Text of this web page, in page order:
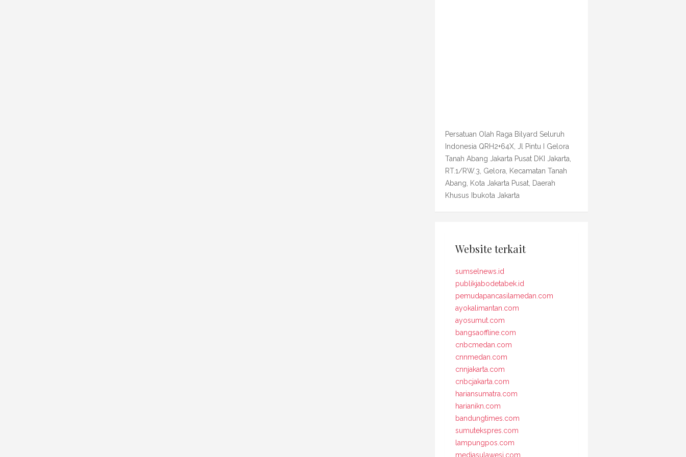
Persatuan Olah Raga Bilyard Seluruh
Indonesia QRH2+64X, Jl Pintu I Gelora
Tanah Abang Jakarta Pusat DKI Jakarta,
RT.1/RW.3, Gelora, Kecamatan Tanah
Abang, Kota Jakarta Pusat, Daerah
Khusus Ibukota Jakarta
Website terkait
sumselnews.id
publikjabodetabek.id
pemudapancasilamedan.com
ayokalimantan.com
ayosumut.com
bangsaoffline.com
cnbcmedan.com
cnnmedan.com
cnnjakarta.com
cnbcjakarta.com
hariansumatra.com
harianikn.com
bandungtimes.com
sumutekspres.com
lampungpos.com
mediasulawesi.com